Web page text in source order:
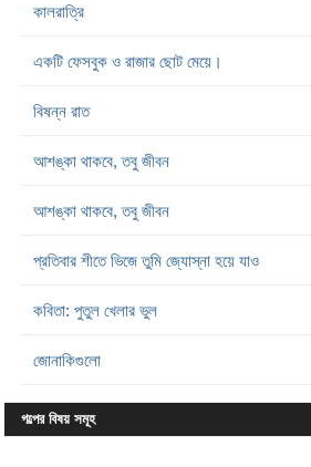
কালরাত্রি
একটি ফেসবুক ও রাজার ছোট মেয়ে।
বিষন্ন রাত
আশঙ্কা থাকবে, তবু জীবন
আশঙ্কা থাকবে, তবু জীবন
প্রতিবার শীতে ভিজে তুমি জ্যোস্না হয়ে যাও
কবিতা: পুতুল খেলার ভুল
জোনাকিগুলো
গল্পের বিষয় সমূহ